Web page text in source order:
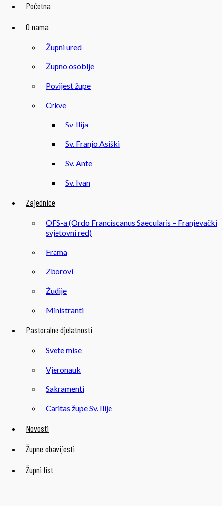
Početna
O nama
Župni ured
Župno osoblje
Povijest župe
Crkve
Sv. Ilija
Sv. Franjo Asiški
Sv. Ante
Sv. Ivan
Zajednice
OFS-a (Ordo Franciscanus Saecularis – Franjevački
svjetovni red)
Frama
Zborovi
Žudije
Ministranti
Pastoralne djelatnosti
Svete mise
Vjeronauk
Sakramenti
Caritas župe Sv. Ilije
Novosti
Župne obavijesti
Župni list